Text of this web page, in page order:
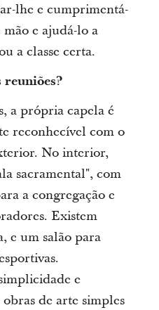
lhe e cumprimentá-
e ajudá-lo a
a classe certa.
reuniões?
a própria capela é
reconhecível com o
No interior,
sacramental", com
a congregação e
Existem
e um salão para
e
de arte simples